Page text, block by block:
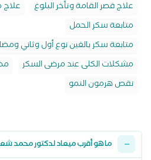
علاج قصر القامة وتأخر البلوغ
متابعة سكر الحمل
متابعة سكر بالغين نوع أول وثاني
مشكلات الكلى عند مرضى السكر
نقص هرمون النمو
ما هو أقرب ميعاد لدكتور محمد